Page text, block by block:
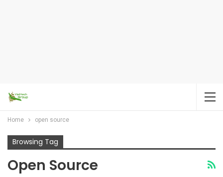
Home open source
Browsing Tag
Open Source